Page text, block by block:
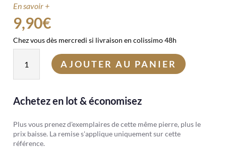
En savoir +
9,90€
Chez vous dès mercredi si livraison en colissimo 48h
Galet
stress
AJOUTER AU PANIER
Achetez en lot & économisez
Plus vous prenez d'exemplaires de cette même pierre, plus le
prix baisse. La remise s'applique uniquement sur cette
référence.